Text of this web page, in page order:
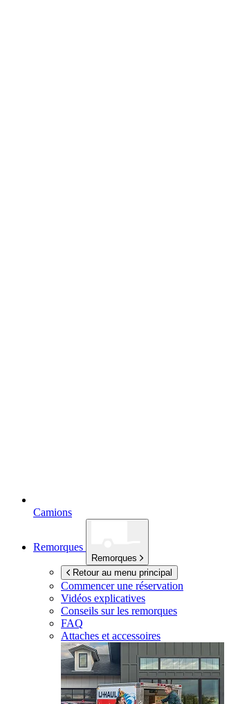
Camions
Remorques
Remorques
Retour au menu principal
Commencer une réservation
Vidéos explicatives
Conseils sur les remorques
FAQ
Attaches et accessoires